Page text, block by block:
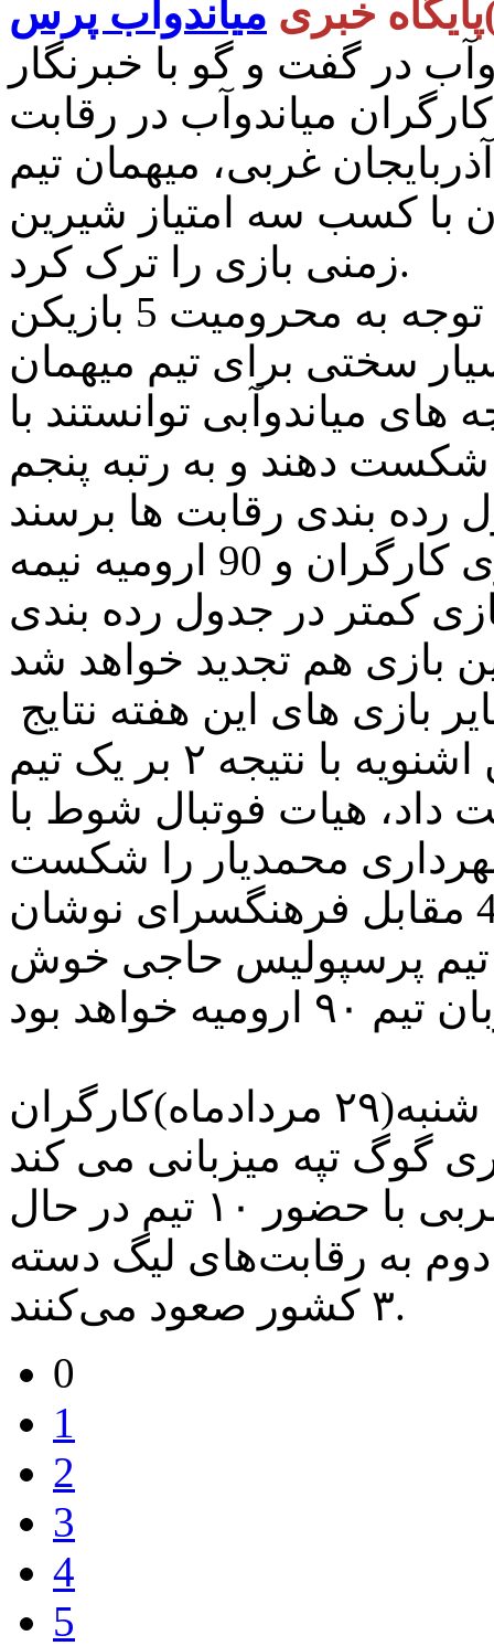
پایگاه خبری میاندوآب پرس
در گفت و گو با خبرنگار
میاندوآب در رقابت
غربی، میهمان تیم
با کسب سه امتیاز شیرین
زمنی بازی را ترک کرد.
بهروز صدوقی افزود: این بازی با توجه به محرومیت 5 بازیکن
سختی برای تیم میهمان
های میاندوآبی توانستند با
شکست دهند و به رتبه پنجم
صدوقی گفت: با توجه به اینکه بازی کارگران و 90 ارومیه نیمه
کمتر در جدول رده بندی
زیر بدست آمد: کیله شین اشنویه با نتیجه ۲ بر یک تیم
هیات فوتبال شوط با
محمدیار را شکست
داد و گوگ تپه مهاباد با نتیجه 1 به 4 مقابل فرهنگسرای نوشان
تیم پرسپولیس حاجی خوش
در هفته نهم این رقابت‌ها سه شنبه(۲۹ مردادماه)کارگران
لیگ برتر فوتبال آذربایجان‌غربی با حضور ۱۰ تیم در حال
به رقابت‌های لیگ دسته
۳ کشور صعود می‌کنند.
0
1
2
3
4
5